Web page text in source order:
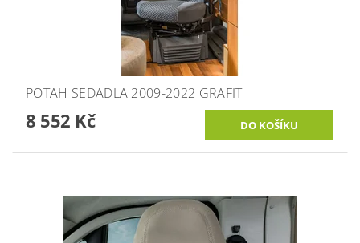
POTAH SEDADLA 2009-2022 GRAFIT
8 552 Kč